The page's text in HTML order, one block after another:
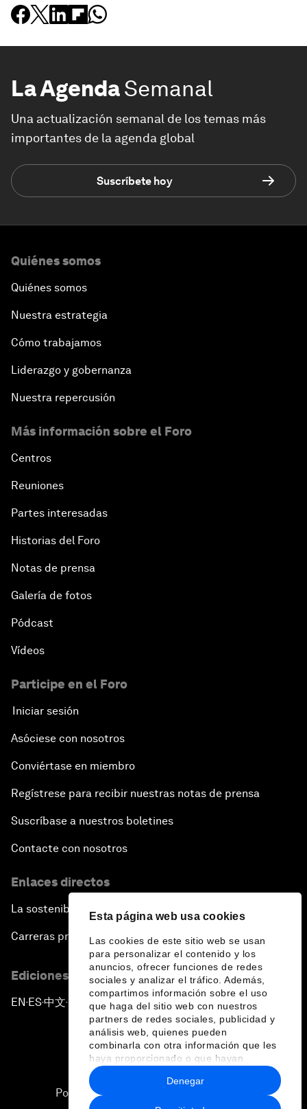
Esta página web usa cookies
Las cookies de este sitio web se usan
para personalizar el contenido y los
anuncios, ofrecer funciones de redes
sociales y analizar el tráfico. Además,
compartimos información sobre el uso
que haga del sitio web con nuestros
partners de redes sociales, publicidad y
análisis web, quienes pueden
combinarla con otra información que les
haya proporcionado o que hayan
recopilado a partir del uso que haya
hecho de sus servicios.
Denegar
La AgendaSemanal
Una actualización semanal de los temas más
importantes de la agenda global
Suscríbete hoy
Quiénes somos
Quiénes somos
Nuestra estrategia
Cómo trabajamos
Liderazgo y gobernanza
Nuestra repercusión
Más información sobre el Foro
Centros
Reuniones
Partes interesadas
Historias del Foro
Notas de prensa
Galería de fotos
Pódcast
Vídeos
Participe en el Foro
Iniciar sesión
Asóciese con nosotros
Conviértase en miembro
Regístrese para recibir nuestras notas de prensa
Suscríbase a nuestros boletines
Contacte con nosotros
Enlaces directos
La sostenibilidad en el Foro
Carreras profesionales
Ediciones en otros idiomas
EN ▪ES▪中文▪ 日本語
Política de privacidad y normas de uso